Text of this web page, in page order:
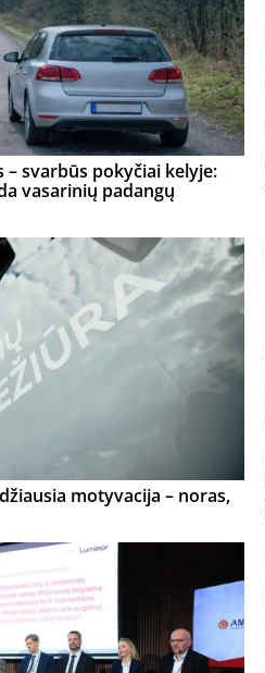
– svarbūs pokyčiai kelyje:
vasarinių padangų
motyvacija – noras,